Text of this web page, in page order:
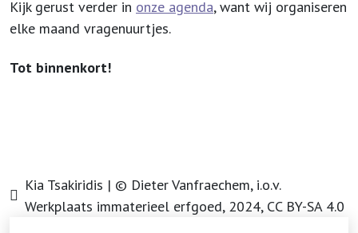
Kijk gerust verder in onze agenda, want wij organiseren
elke maand vragenuurtjes.
Tot binnenkort!
Kia Tsakiridis | © Dieter Vanfraechem, i.o.v.
Werkplaats immaterieel erfgoed, 2024, CC BY-SA 4.0